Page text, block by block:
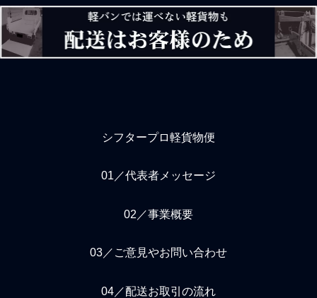
事テーマの自信を本物にし
ていくカンフル剤がお酒だ
ったのだろう。昔も今も決
して勝ち組の人間ではない
プロ意識のある個人事業主
ドライバーとして仕事スキ
ルを完成させていくとき、
自身の過去の仕事経験で断
シフタープロ軽貨物便
01／代表者メッセージ
02／事業概要
03／ご意見やお問い合わせ
04／配送お取引の流れ